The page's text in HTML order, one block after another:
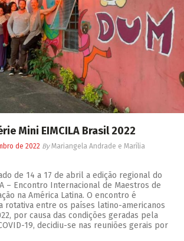
Mini EIMCILA Brasil 2022
de 2022 ByMariangela Andrade e Marília
de 14 a 17 de abril a edição regional do
– Encontro Internacional de Maestros de
na América Latina. O encontro é
rotativa entre os países latino-americanos
por causa das condições geradas pela
19, decidiu-se nas reuniões gerais por